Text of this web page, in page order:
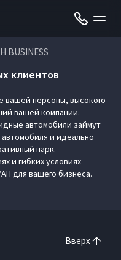
BUSINESS
клиентов
вашей персоны, высокого
вашей компании.
автомобили займут
и идеально
парк.
и гибких условиях
для вашего бизнеса.
Вверх